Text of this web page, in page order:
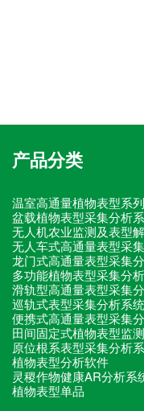
产品分类
温室高通量植物表型系
盆载植物表型采集分析
无人机农业监测及表型
无人车式高通量表型采
龙门式高通量表型采集
多功能植物表型采集分
滑轨型高通量表型采集
巡轨式表型采集分析系统
便携式高通量表型采集
田间固定式植物表型监
原位根系表型采集分析
植物表型分析软件
灵稷作物健康AR分析系
植物表型单品